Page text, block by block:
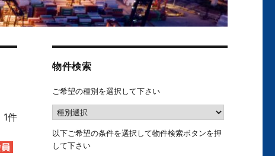
1件
物件検索
ご希望の種別を選択して下さい
以下ご希望の条件を選択して物件検索ボタンを押
して下さい